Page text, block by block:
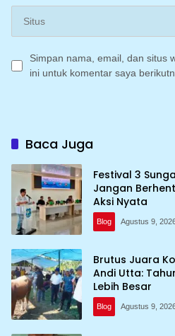
Simpan nama, email, dan situs
ini untuk komentar saya
Baca Juga
Festival 3
Jangan
Aksi Nyata
Blog Agustus 9,
Brutus Juara
Andi Utta:
Lebih Besar
Blog Agustus 9,